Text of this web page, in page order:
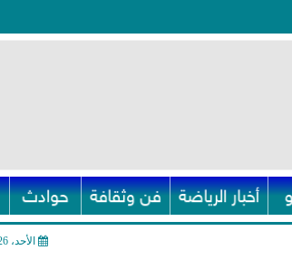
أخبار الرياضة فن وثقافة حوادث
الأحد، 26 ديسمبر 2021